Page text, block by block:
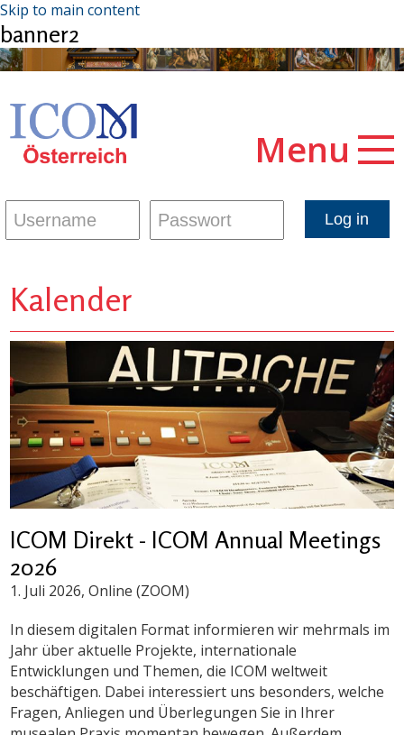
Skip to main content
banner2
Menu
Kalender
ICOM Direkt - ICOM Annual Meetings
2026
1. Juli 2026, Online (ZOOM)
In diesem digitalen Format informieren wir mehrmals im
Jahr über aktuelle Projekte, internationale
Entwicklungen und Themen, die ICOM weltweit
beschäftigen. Dabei interessiert uns besonders, welche
Fragen, Anliegen und Überlegungen Sie in Ihrer